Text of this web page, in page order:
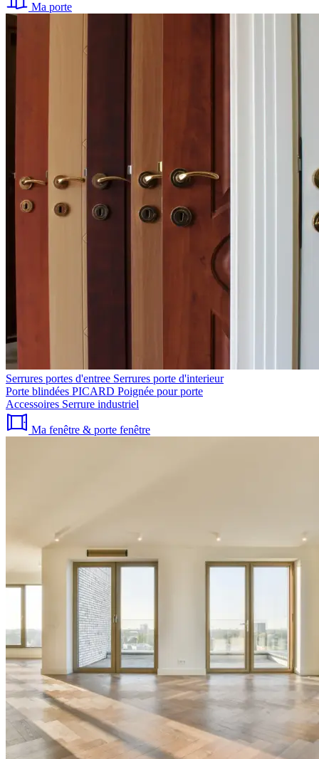
Ma porte
Serrures portes d'entree Serrures porte d'interieur
Porte blindées PICARD Poignée pour porte
Accessoires Serrure industriel
Ma fenêtre & porte fenêtre